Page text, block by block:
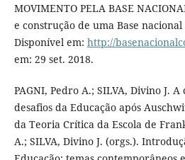
MOVIMENTO PELA BASE
e construção de uma Base nacional
Disponível em: http://
em: 29 set. 2018.
PAGNI, Pedro A.; SILVA, Divino J.
desafios da Educação após
da Teoria Crítica da Escola de
A.; SILVA, Divino J. (orgs.).